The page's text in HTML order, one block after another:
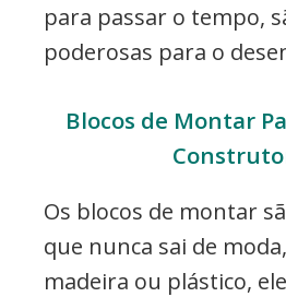
para passar o tempo,
poderosas para o
Blocos de Montar
Os blocos de montar
que nunca sai de
madeira ou plástico,